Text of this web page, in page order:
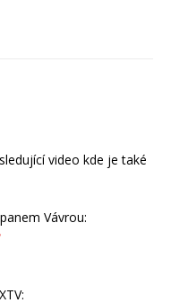
video kde je také
Vávrou: